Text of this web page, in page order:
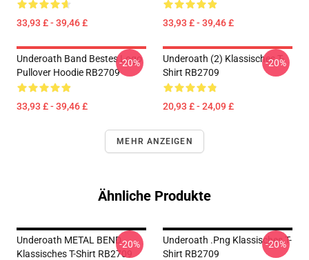
33,93 £ - 39,46 £ 33,93 £ - 39,46 £
Underoath Band Bestes Logo
Pullover Hoodie RB2709
33,93 £ - 39,46 £
-20%
Underoath (2) Klassisches T-
Shirt RB2709
20,93 £ - 24,09 £
-20%
MEHR ANZEIGEN
Ähnliche Produkte
Underoath METAL BEND
Klassisches T-Shirt RB2709
-20%
Underoath .png Klassisches T-
Shirt RB2709
-20%